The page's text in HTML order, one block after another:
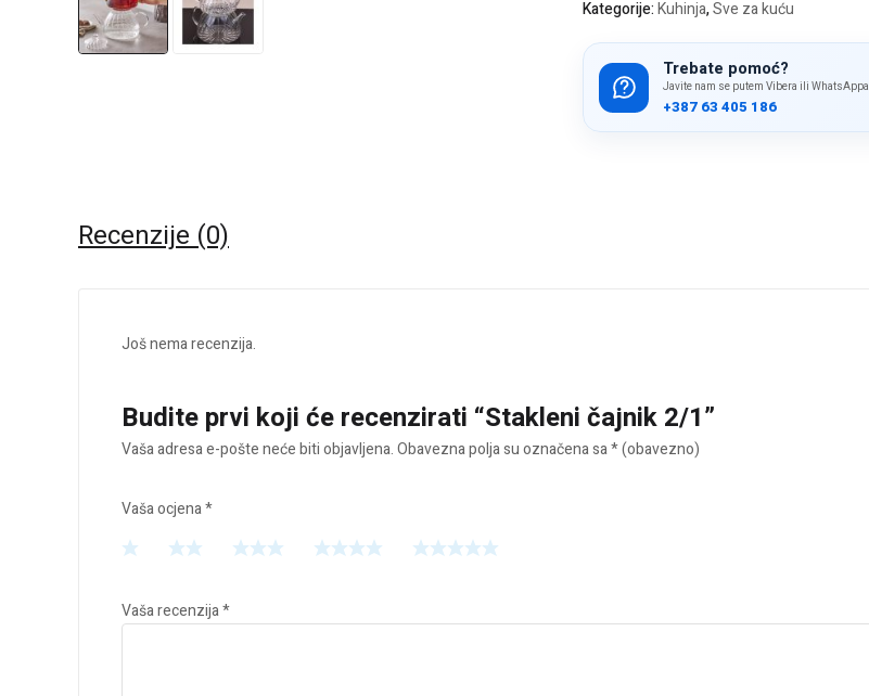
Kategorije:Kuhinja,Sve za kuću
Trebate pomoć?
Javite nam se putem Vibera ili WhatsAppa
+387 63 405 186
Recenzije (0)
Još nema recenzija.
Budite prvi koji će recenzirati “Stakleni čajnik 2/1”
Vaša adresa e-pošte neće biti objavljena.Obavezna polja su označena sa* (obavezno)
Vaša ocjena*
Vaša recenzija*